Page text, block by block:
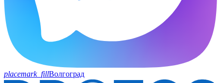
placemark_fillВолгоград